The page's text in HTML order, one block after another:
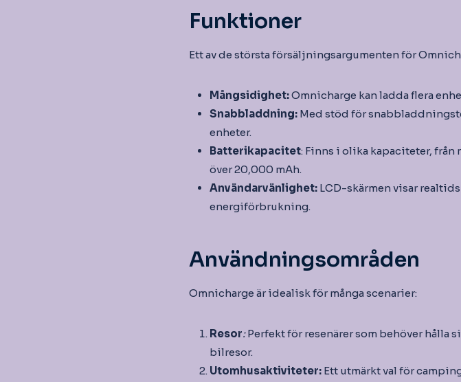
Funktioner
Ett av de största försäljningsargumenten för
Mångsidighet:Omnicharge kan ladda flera
Snabbladdning: Med stöd för
enheter.
Batterikapacitet: Finns i olika kapaciteter,
över 20,000 mAh.
Användarvänlighet: LCD-skärmen visar
energiförbrukning.
Användningsområden
Omnicharge är idealisk för många scenarier:
Resor:Perfekt för resenärer som behöver hålla
bilresor.
Utomhusaktiviteter: Ett utmärkt val för